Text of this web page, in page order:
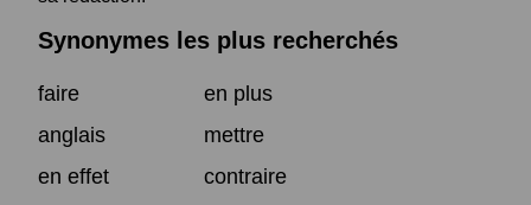
Synonymes les plus recherchés
faire
en plus
anglais
mettre
en effet
contraire